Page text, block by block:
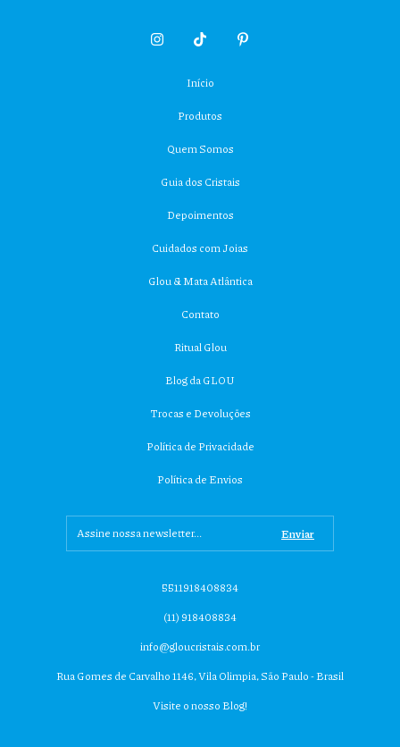
Início
Produtos
Quem Somos
Guia dos Cristais
Depoimentos
Cuidados com Joias
Glou & Mata Atlântica
Contato
Ritual Glou
Blog da GLOU
Trocas e Devoluções
Política de Privacidade
Política de Envios
5511918408834
(11) 918408834
info@gloucristais.com.br
Rua Gomes de Carvalho 1146, Vila Olimpia, São Paulo - Brasil
Visite o nosso Blog!